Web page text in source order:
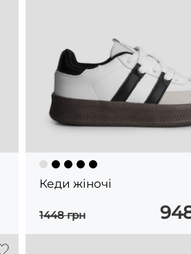
Кеди жіночі
1448 грн